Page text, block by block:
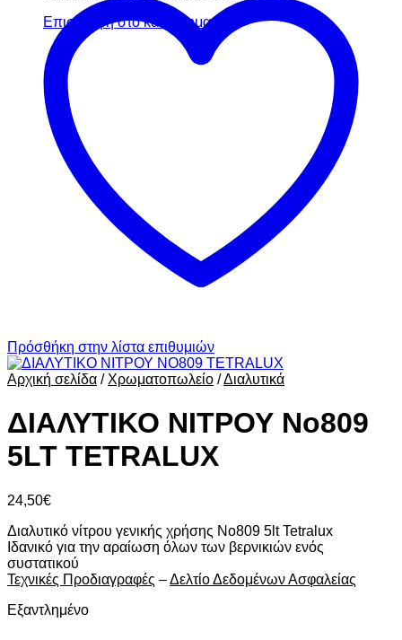
Επιστροφή στο κατάστημα
Πρόσθήκη στην λίστα επιθυμιών
Αρχική σελίδα / Χρωματοπωλείο /Διαλυτικά
ΔΙΑΛΥΤΙΚΟ ΝΙΤΡΟΥ No809
5LT TETRALUX
24,50€
Διαλυτικό νίτρου γενικής χρήσης Νο809 5lt Tetralux
Ιδανικό για την αραίωση όλων των βερνικιών ενός
συστατικού
Τεχνικές Προδιαγραφές –Δελτίο Δεδομένων Ασφαλείας
Εξαντλημένο